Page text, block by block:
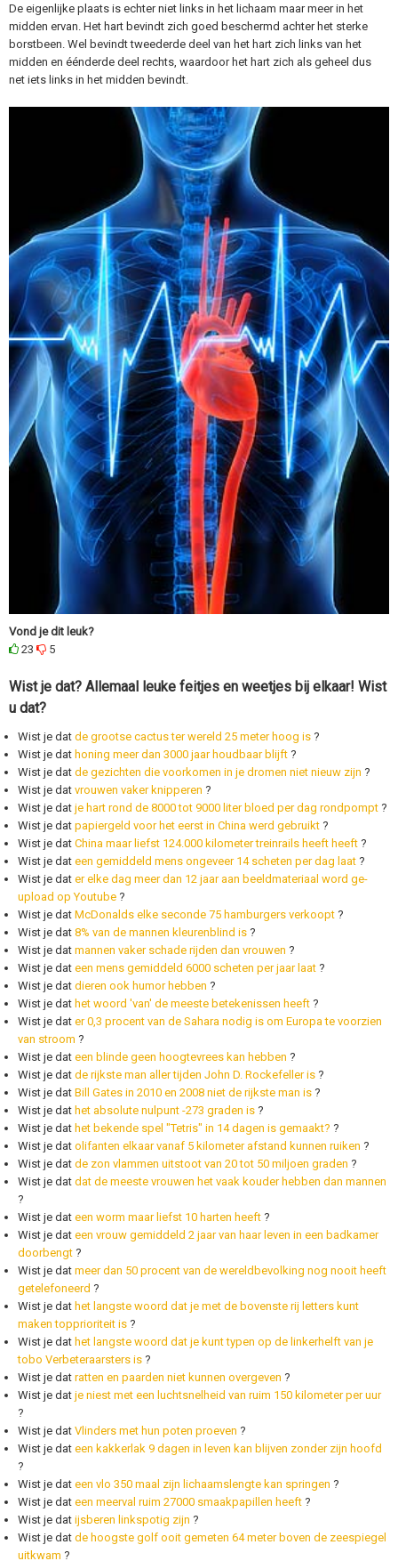
De eigenlijke plaats is echter niet links in het lichaam maar meer in het
midden ervan. Het hart bevindt zich goed beschermd achter het sterke
borstbeen. Wel bevindt tweederde deel van het hart zich links van het
midden en éénderde deel rechts, waardoor het hart zich als geheel dus
net iets links in het midden bevindt.
Vond je dit leuk?
23
5
Wist je dat? Allemaal leuke feitjes en weetjes bij elkaar! Wist
u dat?
Wist je dat de grootse cactus ter wereld 25 meter hoog is ?
Wist je dat honing meer dan 3000 jaar houdbaar blijft ?
Wist je dat de gezichten die voorkomen in je dromen niet nieuw zijn ?
Wist je dat vrouwen vaker knipperen ?
Wist je dat je hart rond de 8000 tot 9000 liter bloed per dag rondpompt ?
Wist je dat papiergeld voor het eerst in China werd gebruikt ?
Wist je dat China maar liefst 124.000 kilometer treinrails heeft heeft ?
Wist je dat een gemiddeld mens ongeveer 14 scheten per dag laat ?
Wist je dat er elke dag meer dan 12 jaar aan beeldmateriaal word ge-
upload op Youtube ?
Wist je dat McDonalds elke seconde 75 hamburgers verkoopt ?
Wist je dat 8% van de mannen kleurenblind is ?
Wist je dat mannen vaker schade rijden dan vrouwen ?
Wist je dat een mens gemiddeld 6000 scheten per jaar laat ?
Wist je dat dieren ook humor hebben ?
Wist je dat het woord 'van' de meeste betekenissen heeft ?
Wist je dat er 0,3 procent van de Sahara nodig is om Europa te voorzien
van stroom ?
Wist je dat een blinde geen hoogtevrees kan hebben ?
Wist je dat de rijkste man aller tijden John D. Rockefeller is ?
Wist je dat Bill Gates in 2010 en 2008 niet de rijkste man is ?
Wist je dat het absolute nulpunt -273 graden is ?
Wist je dat het bekende spel "Tetris" in 14 dagen is gemaakt? ?
Wist je dat olifanten elkaar vanaf 5 kilometer afstand kunnen ruiken ?
Wist je dat de zon vlammen uitstoot van 20 tot 50 miljoen graden ?
Wist je dat dat de meeste vrouwen het vaak kouder hebben dan mannen
?
Wist je dat een worm maar liefst 10 harten heeft ?
Wist je dat een vrouw gemiddeld 2 jaar van haar leven in een badkamer
doorbengt ?
Wist je dat meer dan 50 procent van de wereldbevolking nog nooit heeft
getelefoneerd ?
Wist je dat het langste woord dat je met de bovenste rij letters kunt
maken topprioriteit is ?
Wist je dat het langste woord dat je kunt typen op de linkerhelft van je
tobo Verbeteraarsters is ?
Wist je dat ratten en paarden niet kunnen overgeven ?
Wist je dat je niest met een luchtsnelheid van ruim 150 kilometer per uur
?
Wist je dat Vlinders met hun poten proeven ?
Wist je dat een kakkerlak 9 dagen in leven kan blijven zonder zijn hoofd
?
Wist je dat een vlo 350 maal zijn lichaamslengte kan springen ?
Wist je dat een meerval ruim 27000 smaakpapillen heeft ?
Wist je dat ijsberen linkspotig zijn ?
Wist je dat de hoogste golf ooit gemeten 64 meter boven de zeespiegel
uitkwam ?